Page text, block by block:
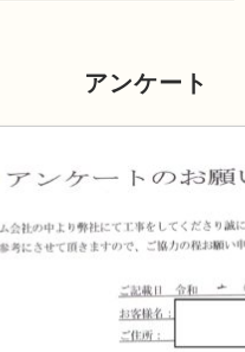
アンケート